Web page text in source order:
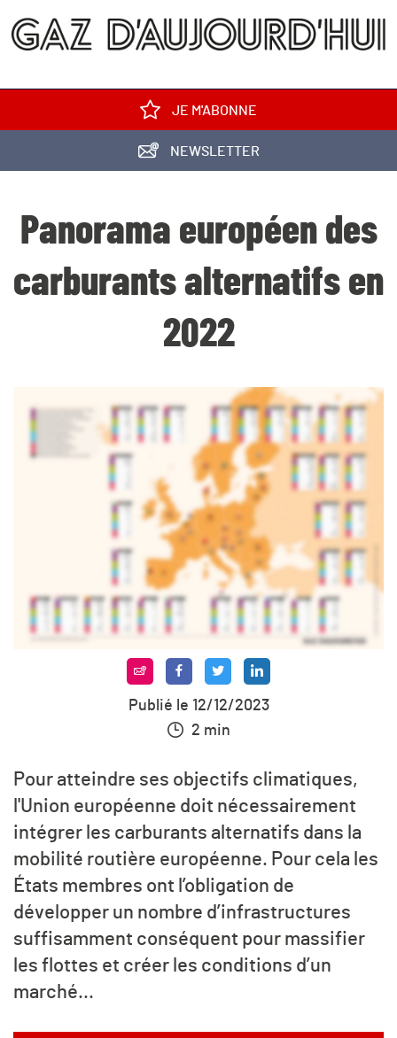
JE M'ABONNE
NEWSLETTER
Panorama européen des
carburants alternatifs en
2022
Publié le 12/12/2023
2 min
Pour atteindre ses objectifs climatiques,
l'Union européenne doit nécessairement
intégrer les carburants alternatifs dans la
mobilité routière européenne. Pour cela les
États membres ont l’obligation de
développer un nombre d’infrastructures
suffisamment conséquent pour massifier
les flottes et créer les conditions d’un
marché...